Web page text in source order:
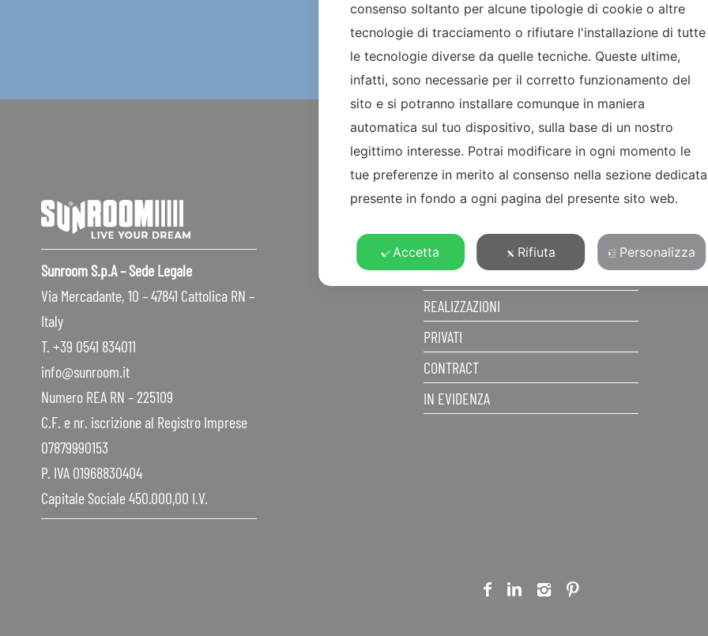
Sunroom S.p.A – Sede Legale
Via Mercadante, 10 – 47841 Cattolica RN –
Italy
T. +39 0541 834011
info@sunroom.it
Numero REA RN – 225109
C.F. e nr. iscrizione al Registro Imprese
07879990153
P. IVA 01968830404
Capitale Sociale 450.000,00 I.V.
MENU
CHI SIAMO
PRODOTTI
REALIZZAZIONI
PRIVATI
CONTRACT
IN EVIDENZA
consenso soltanto per alcune tipologie di cookie o altre
tecnologie di tracciamento o rifiutare l'installazione di tutte
le tecnologie diverse da quelle tecniche. Queste ultime,
infatti, sono necessarie per il corretto funzionamento del
sito e si potranno installare comunque in maniera
automatica sul tuo dispositivo, sulla base di un nostro
legittimo interesse. Potrai modificare in ogni momento le
tue preferenze in merito al consenso nella sezione
presente in fondo a ogni pagina del presente sito web.
Accetta Rifiuta Personalizza